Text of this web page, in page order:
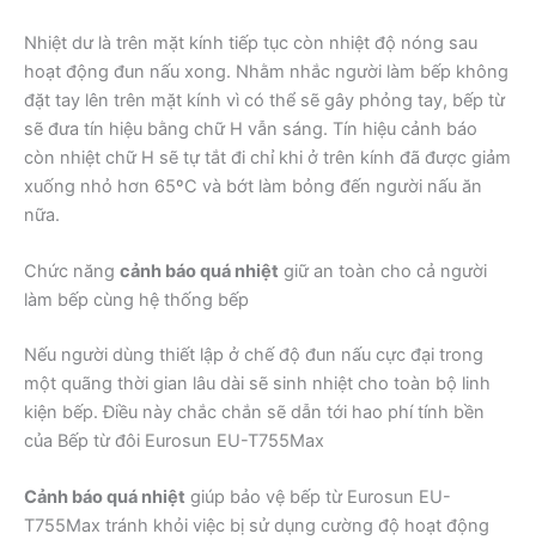
Nhiệt dư là trên mặt kính tiếp tục còn nhiệt độ nóng sau
hoạt động đun nấu xong. Nhằm nhắc người làm bếp không
đặt tay lên trên mặt kính vì có thể sẽ gây phỏng tay, bếp từ
sẽ đưa tín hiệu bằng chữ H vẫn sáng. Tín hiệu cảnh báo
còn nhiệt chữ H sẽ tự tắt đi chỉ khi ở trên kính đã được giảm
xuống nhỏ hơn 65ºC và bớt làm bỏng đến người nấu ăn
nữa.
Chức năng cảnh báo quá nhiệt giữ an toàn cho cả người
làm bếp cùng hệ thống bếp
Nếu người dùng thiết lập ở chế độ đun nấu cực đại trong
một quãng thời gian lâu dài sẽ sinh nhiệt cho toàn bộ linh
kiện bếp. Điều này chắc chắn sẽ dẫn tới hao phí tính bền
của Bếp từ đôi Eurosun EU-T755Max
Cảnh báo quá nhiệt giúp bảo vệ bếp từ Eurosun EU-
T755Max tránh khỏi việc bị sử dụng cường độ hoạt động